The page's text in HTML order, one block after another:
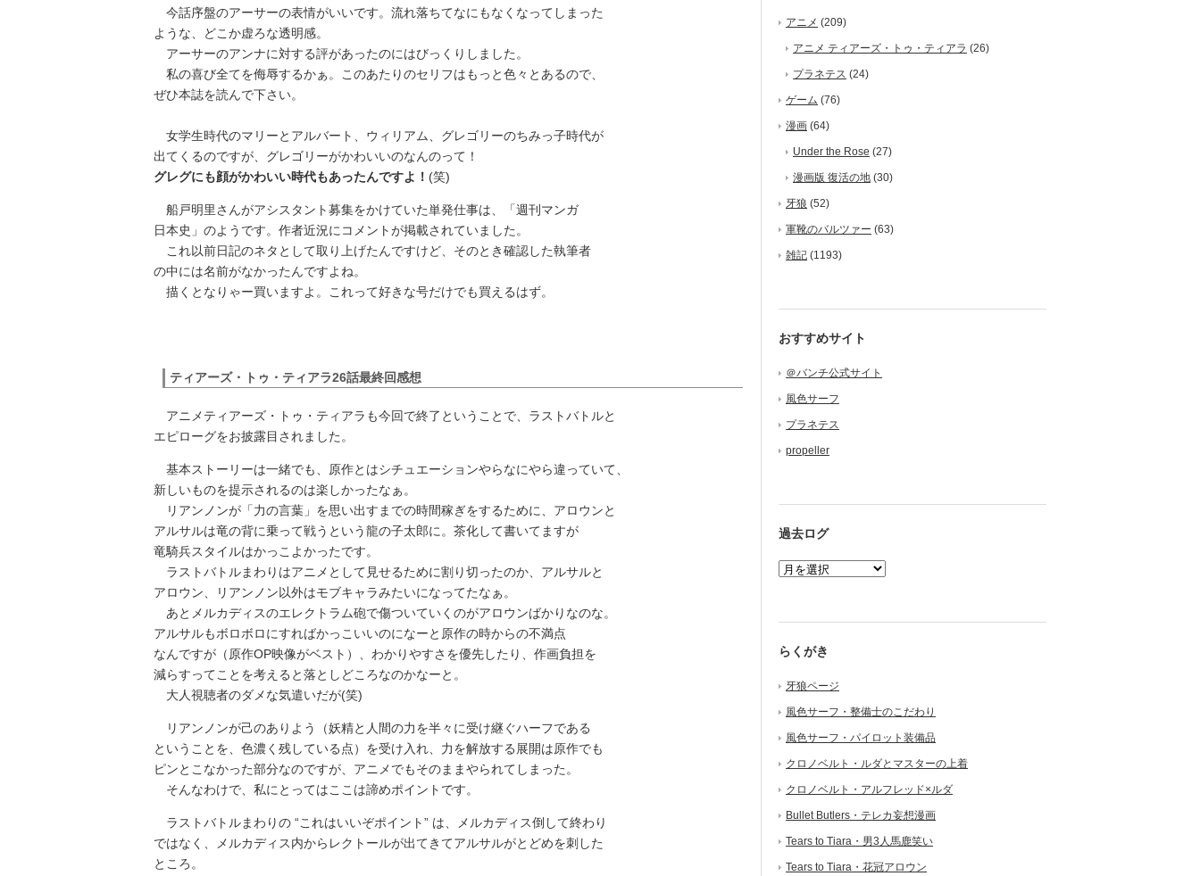
今話序盤のアーサーの表情がいいです。流れ落ちてなにもなくなってしまった
ような、どこか虚ろな透明感。
アーサーのアンナに対する評があったのにはびっくりしました。
私の喜び全てを侮辱するかぁ。このあたりのセリフはもっと色々とあるので、
ぜひ本誌を読んで下さい。
女学生時代のマリーとアルバート、ウィリアム、グレゴリーのちみっ子時代が
出てくるのですが、グレゴリーがかわいいのなんのって！
グレグにも顔がかわいい時代もあったんですよ！ (笑)
船戸明里さんがアシスタント募集をかけていた単発仕事は、「週刊マンガ
日本史」のようです。作者近況にコメントが掲載されていました。
これ以前日記のネタとして取り上げたんですけど、そのとき確認した執筆者
の中には名前がなかったんですよね。
描くとなりゃー買いますよ。これって好きな号だけでも買えるはず。
ティアーズ・トゥ・ティアラ26話最終回感想
アニメティアーズ・トゥ・ティアラも今回で終了ということで、ラストバトルと
エピローグをお披露目されました。
基本ストーリーは一緒でも、原作とはシチュエーションやらなにやら違っていて、
新しいものを提示されるのは楽しかったなぁ。
リアンノンが「力の言葉」を思い出すまでの時間稼ぎをするために、アロウンと
アルサルは竜の背に乗って戦うという龍の子太郎に。茶化して書いてますが
竜騎兵スタイルはかっこよかったです。
ラストバトルまわりはアニメとして見せるために割り切ったのか、アルサルと
アロウン、リアンノン以外はモブキャラみたいになってたなぁ。
あとメルカディスのエレクトラム砲で傷ついていくのがアロウンばかりなのな。
アルサルもボロボロにすればかっこいいのになーと原作の時からの不満点
なんですが（原作OP映像がベスト）、わかりやすさを優先したり、作画負担を
減らすってことを考えると落としどころなのかなーと。
大人視聴者のダメな気遣いだが(笑)
リアンノンが己のありよう（妖精と人間の力を半々に受け継ぐハーフである
ということを、色濃く残している点）を受け入れ、力を解放する展開は原作でも
ピンとこなかった部分なのですが、アニメでもそのままやられてしまった。
そんなわけで、私にとってはここは諦めポイントです。
ラストバトルまわりの “これはいいぞポイント” は、メルカディス倒して終わり
ではなく、メルカディス内からレクトールが出てきてアルサルがとどめを刺した
ところ。
アニメ (209)
アニメ ティアーズ・トゥ・ティアラ (26)
プラネテス (24)
ゲーム (76)
漫画 (64)
Under the Rose (27)
漫画版 復活の地 (30)
牙狼 (52)
軍靴のバルツァー (63)
雑記 (1193)
おすすめサイト
＠バンチ公式サイト
風色サーフ
プラネテス
propeller
過去ログ
らくがき
牙狼ページ
風色サーフ・整備士のこだわり
風色サーフ・パイロット装備品
クロノベルト・ルダとマスターの上着
クロノベルト・アルフレッド×ルダ
Bullet Butlers・テレカ妄想漫画
Tears to Tiara・男3人馬鹿笑い
Tears to Tiara・花冠アロウン